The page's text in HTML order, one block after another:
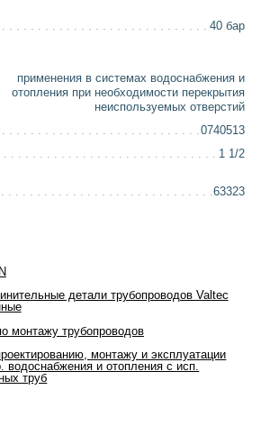
40 бар
применения в системах водоснабжения и
отопления при необходимости перекрытия
неиспользуемых отверстий
0740513
1 1/2
63323
детали трубопроводов Valtec
монтажу трубопроводов
монтажу и эксплуатации
водоснабжения и отопления с исп.
труб